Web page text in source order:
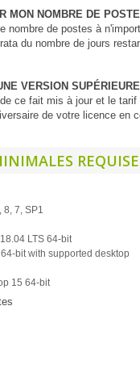
MON NOMBRE DE
nombre de postes à
du nombre de jours
VERSION
ce fait mis à jour et le
de votre licence en
8, 7, SP1
LTS 64-bit
bit with supported desktop
15 64-bit